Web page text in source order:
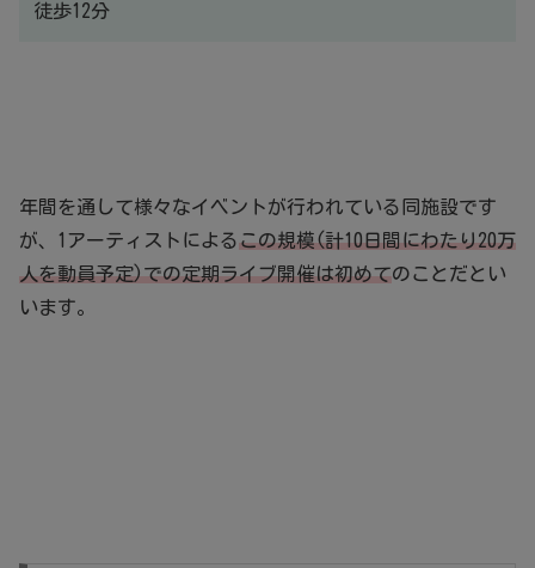
徒歩12分
年間を通して様々なイベントが行われている同施設です
が、1アーティストによるこの規模(計10日間にわたり20万
人を動員予定)での定期ライブ開催は初めてのことだとい
います。